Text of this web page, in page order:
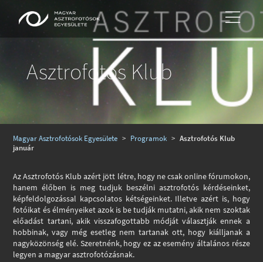
Asztrofotós Klub
Magyar Asztrofotósok Egyesülete > Programok > Asztrofotós Klub
január
Az Asztrofotós Klub azért jött létre, hogy ne csak online fórumokon,
hanem élőben is meg tudjuk beszélni asztrofotós kérdéseinket,
képfeldolgozással kapcsolatos kétségeinket. Illetve azért is, hogy
fotóikat és élményeiket azok is be tudják mutatni, akik nem szoktak
előadást tartani, akik visszafogottabb módját választják ennek a
hobbinak, vagy még esetleg nem tartanak ott, hogy kiálljanak a
nagyközönség elé. Szeretnénk, hogy ez az esemény általános része
legyen a magyar asztrofotózásnak.